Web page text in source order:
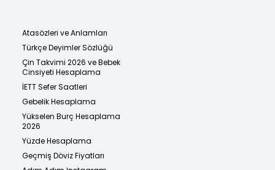
Atasözleri ve Anlamları
Türkçe Deyimler Sözlüğü
Çin Takvimi 2026 ve Bebek
Cinsiyeti Hesaplama
İETT Sefer Saatleri
Gebelik Hesaplama
Yükselen Burç Hesaplama
2026
Yüzde Hesaplama
Geçmiş Döviz Fiyatları